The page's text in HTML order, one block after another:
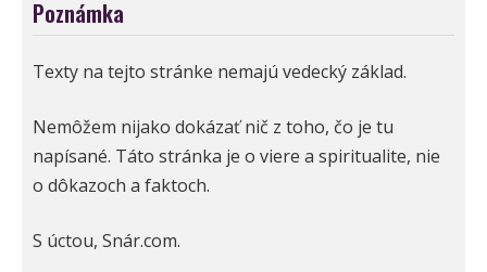
Poznámka
Texty na tejto stránke nemajú vedecký základ.
Nemôžem nijako dokázať nič z toho, čo je tu
napísané. Táto stránka je o viere a spiritualite, nie
o dôkazoch a faktoch.
S úctou, Snár.com.